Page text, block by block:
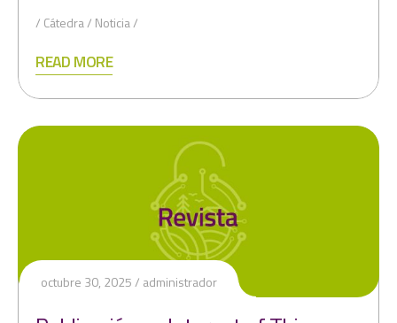
Cátedra Noticia
READ MORE
octubre 30, 2025 administrador